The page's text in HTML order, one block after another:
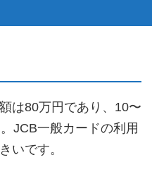
は80万円であり、10〜
JCB一般カードの利用
いです。